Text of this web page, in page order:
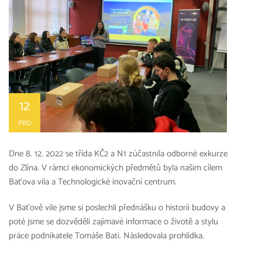
12
PRO
Dne 8. 12. 2022 se třída KČ2 a N1 zúčastnila odborné exkurze
do Zlína. V rámci ekonomických předmětů byla našim cílem
Baťova vila a Technologické inovační centrum.
V Baťově vile jsme si poslechli přednášku o historii budovy a
poté jsme se dozvěděli zajímavé informace o životě a stylu
práce podnikatele Tomáše Bati. Následovala prohlídka.